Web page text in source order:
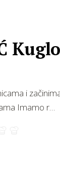
i
Imamo r…